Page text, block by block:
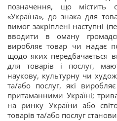
позначення, що містить
«Україна», до знака для
вимог закріплені наступні
вводити в оману
виробляє товар чи надає
щодо яких передбачається
для товарів і послуг,
наукову, культурну чи
та/або послуг, які
притаманними Україні;
на ринку України або
товарів та/або послуг